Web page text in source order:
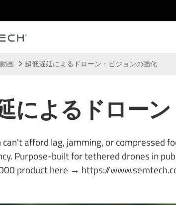
動画 超低遅延によるドローン・ビジョンの強化
によるドロー
afford lag, jamming, or compressed
Purpose-built for tethered drones in
product here → https://